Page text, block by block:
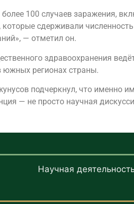
более 100 случаев заражения,
сдерживали
— отметил он.
здравоохранения
южных регионах страны.
подчеркнул, что именно
— не просто научная
Научная